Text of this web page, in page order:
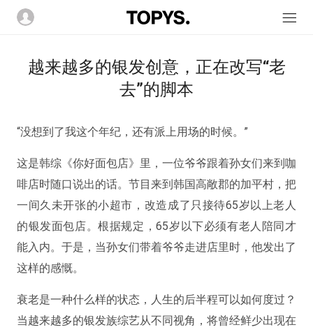
越来越多的银发创意，正在改写“老
去”的脚本
“没想到了我这个年纪，还有派上用场的时候。”
这是韩综《你好面包店》里，一位爷爷跟着孙女们来到咖
啡店时随口说出的话。节目来到韩国高敞郡的加平村，把
一间久未开张的小超市，改造成了只接待65岁以上老人
的银发面包店。根据规定，65岁以下必须有老人陪同才
能入内。于是，当孙女们带着爷爷走进店里时，他发出了
这样的感慨。
衰老是一种什么样的状态，人生的后半程可以如何度过？
当越来越多的银发族综艺从不同视角，将曾经鲜少出现在